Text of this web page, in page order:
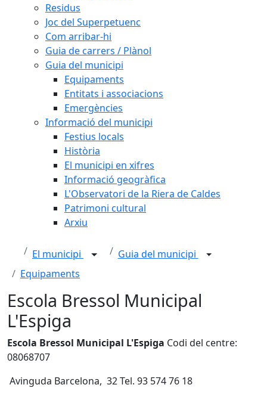
Residus
Joc del Superpetuenc
Com arribar-hi
Guia de carrers / Plànol
Guia del municipi
Equipaments
Entitats i associacions
Emergències
Informació del municipi
Festius locals
Història
El municipi en xifres
Informació geogràfica
L'Observatori de la Riera de Caldes
Patrimoni cultural
Arxiu
El municipi
Guia del municipi
Equipaments
Escola Bressol Municipal
L'Espiga
Escola Bressol Municipal L'Espiga Codi del centre:
08068707
Avinguda Barcelona, 32 Tel. 93 574 76 18